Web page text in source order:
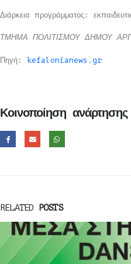
Διάρκεια προγράμματος:
ΤΜΗΜΑ ΠΟΛΙΤΙΣΜΟΥ ΔΗΜΟΥ
Πηγή: kefalonianews.gr
Κοινοποίηση ανάρτησης
RELATED POSTS